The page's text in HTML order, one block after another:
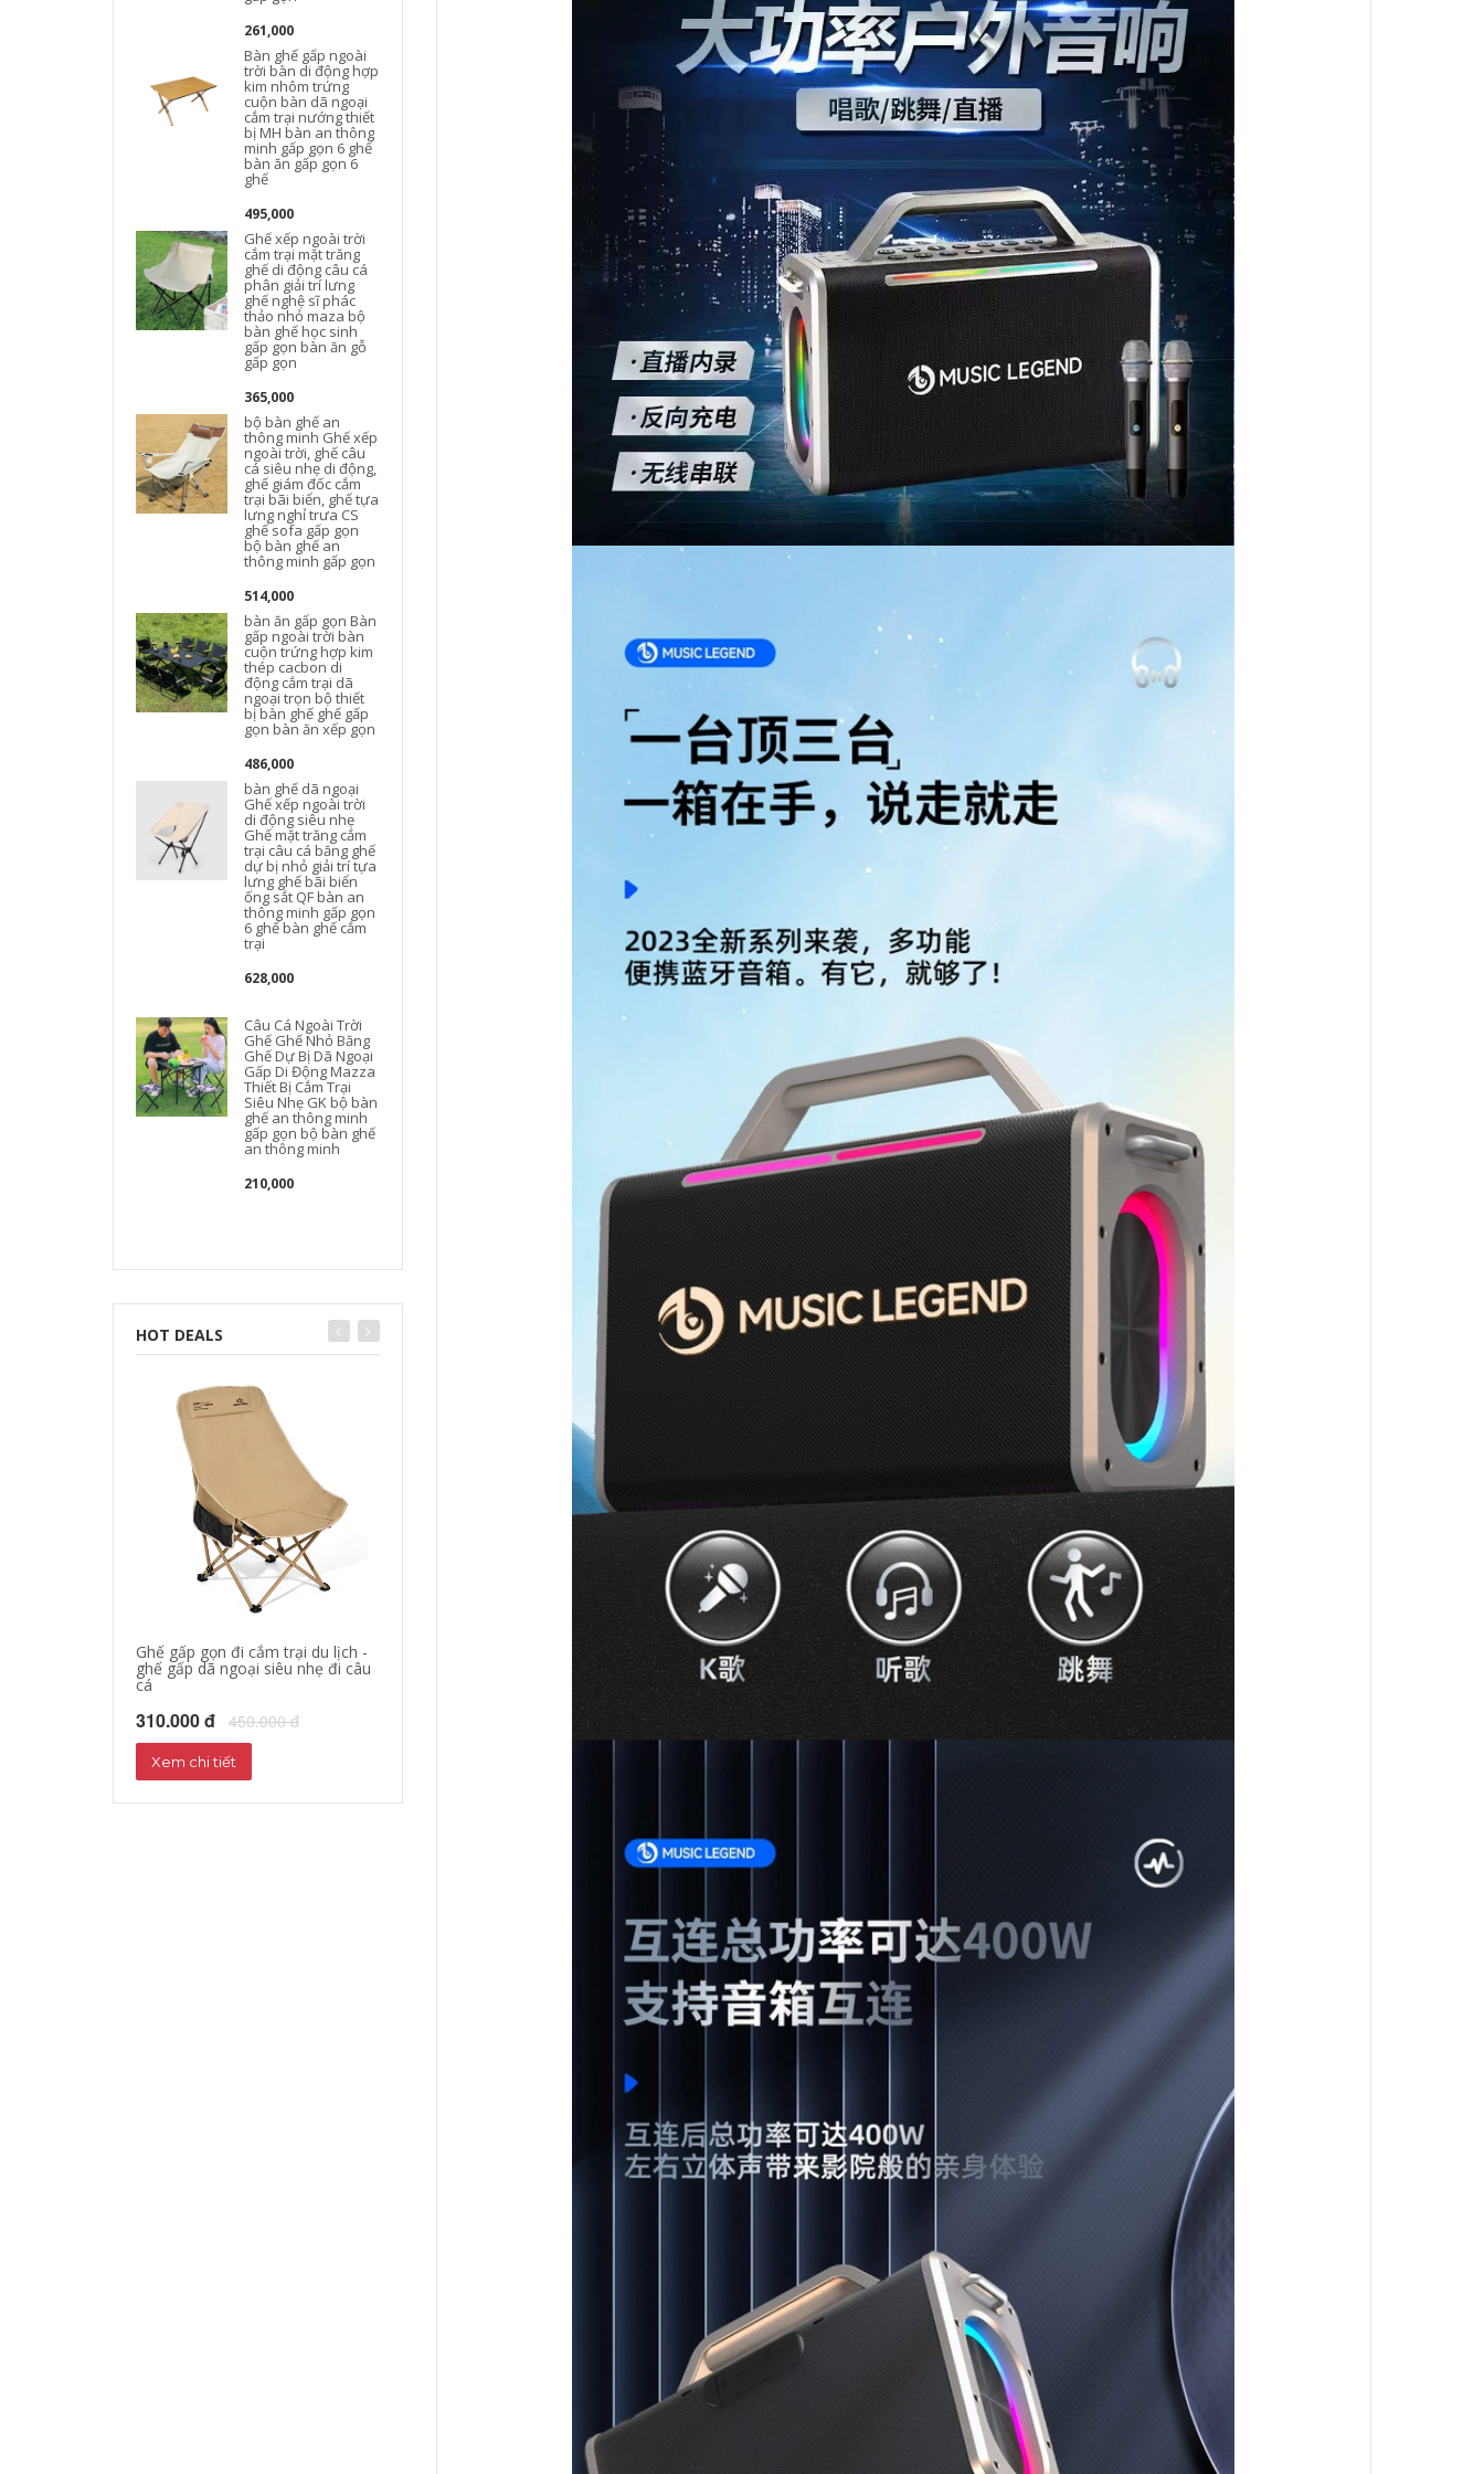
261,000
Bàn ghế gấp ngoài
trời bàn di động hợp
kim nhôm trứng
cuộn bàn dã ngoại
cắm trại nướng thiết
bị MH bàn an thông
minh gấp gọn 6 ghế
bàn ăn gấp gọn 6
ghế
495,000
Ghế xếp ngoài trời
cắm trại mặt trăng
ghế di động câu cá
phân giải trí lưng
ghế nghệ sĩ phác
thảo nhỏ maza bộ
bàn ghế học sinh
gấp gọn bàn ăn gỗ
gấp gọn
365,000
bộ bàn ghế an
thông minh Ghế xếp
ngoài trời, ghế câu
cá siêu nhẹ di động,
ghế giám đốc cắm
trại bãi biển, ghế tựa
lưng nghỉ trưa CS
ghế sofa gấp gọn
bộ bàn ghế an
thông minh gấp gọn
514,000
bàn ăn gấp gọn Bàn
gấp ngoài trời bàn
cuộn trứng hợp kim
thép cacbon di
động cắm trại dã
ngoại trọn bộ thiết
bị bàn ghế ghế gấp
gọn bàn ăn xếp gọn
486,000
bàn ghế dã ngoại
Ghế xếp ngoài trời
di động siêu nhẹ
Ghế mặt trăng cắm
trại câu cá băng ghế
dự bị nhỏ giải trí tựa
lưng ghế bãi biển
ống sắt QF bàn an
thông minh gấp gọn
6 ghế bàn ghế cắm
trại
628,000
Câu Cá Ngoài Trời
Ghế Ghế Nhỏ Băng
Ghế Dự Bị Dã Ngoại
Gấp Di Động Mazza
Thiết Bị Cắm Trại
Siêu Nhẹ GK bộ bàn
ghế an thông minh
gấp gọn bộ bàn ghế
an thông minh
210,000
Gấp Ngoài Trời
Cắm Trại Lưng Ghế
Dã Ngoại Câu Cá
gấp gọn bộ bàn ăn
Ghế Gấp Ngoài Trời
Di Động Cắm Trại
ghế ăn cơm gấp gọn
Hình Maza Gấp Câu
Cá Ghế ghế nằm
gấp gọn ghế tựa
lưng gấp gọn
bộ bàn ghế học sinh
gấp gọn Bàn ghế
trại dã ngoại cắm
trại thiết bị cung cấp
xe di động du lịch tự
lái gỗ nguyên khối
bàn cuộn trứng bộ
bàn ghế gấp gọn
ghế xếp gọn thông
minh
1,766,000
ghế sofa gấp gọn
Bàn gấp ngoài trời
gấp gọn bàn cắm
trại di động Bộ bàn
ghế dã ngoại cung
cấp thiết bị bàn
trứng cuộn hợp kim
nhôm ghế gấp gọn
bàn ghế gấp gọn
374,000
Ghế gấp ngoài trời,
ghế mặt trăng siêu
nhẹ di động, ghế
câu cá cắm trại, ghế
446,000
Gian Hàng Cắm Trại
Giải Trí Dã Ngoại
Bàn Ghế Đa Năng
Thiết Bị Hoàn Chỉnh
Bàn bàn ghế gấp
ghế gấp gọn
363,000
Phác Thảo Ghế Gấp
ghế ngủ gấp gọn
bàn ghế dã ngoại
Gấp Ngoài Trời Di
Động Giải Trí Cắm
Trại Ghế Gỗ Chắc
Chắn Siêu Nhẹ
Trăng Bướm Ghế
bàn ghế gấp gọn
bàn ghế ăn gấp gọn
724,000
HOT DEALS
Ghế gấp gọn đi cắm trại du lịch -
ghế gấp dã ngoại siêu nhẹ đi câu
cá
310.000 đ 450.000 đ
Xem chi tiết